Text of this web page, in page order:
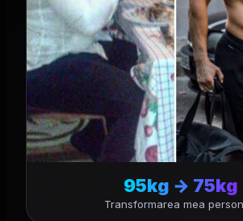
95kg → 75kg
Transformarea mea